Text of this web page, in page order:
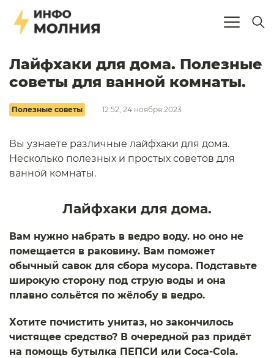
Лайфхаки для дома. Полезные
советы для ванной комнаты.
Полезные советы 12:52, 24 ноября 2023
Вы узнаете различные лайфхаки для дома.
Несколько полезных и простых советов для
ванной комнаты.
Лайфхаки для дома.
Вам нужно набрать в ведро воду. но оно не
помещается в раковину. Вам поможет
обычный савок для сбора мусора. Подставьте
широкую сторону под струю воды и она
плавно сольётся по жёлобу в ведро.
Хотите почистить унитаз, но закончилось
чистящее средство? В очередной раз придёт
на помощь бутылка ПЕПСИ или Coca-Cola.